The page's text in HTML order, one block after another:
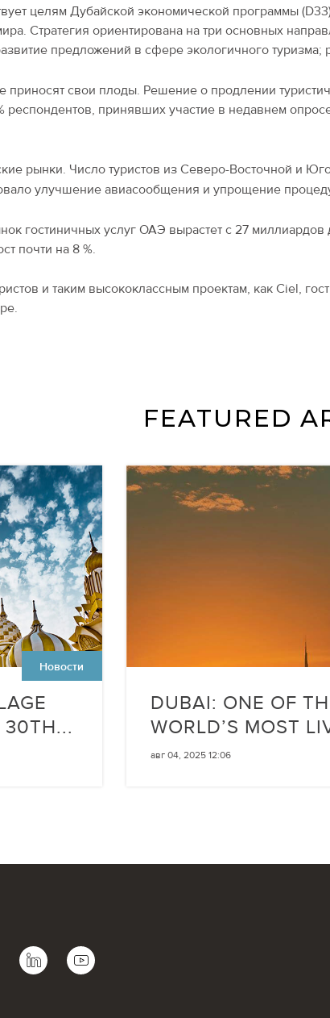
целям Дубайской экономической программы
Стратегия ориентирована на три основных
предложений в сфере экологичного туризма;
приносят свои плоды. Решение о продлении
принявших участие в недавнем
рынки. Число туристов из Северо-Восточной и
улучшение авиасообщения и упрощение
гостиничных услуг ОАЭ вырастет с 27
почти на 8 %.
и таким высококлассным проектам, как Ciel,
FEATURED
Новости
30TH...
DUBAI: ONE OF
WORLD’S MOST
авг 04, 2025 12:06